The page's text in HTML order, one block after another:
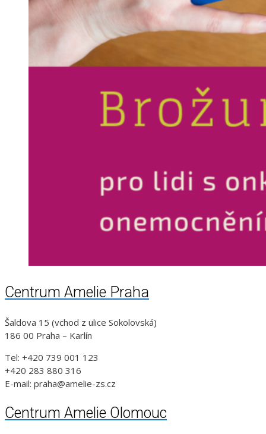
Centrum Amelie Praha
Šaldova 15 (vchod z ulice Sokolovská)
186 00 Praha – Karlín
Tel: +420 739 001 123
+420 283 880 316
E-mail: praha@amelie-zs.cz
Centrum Amelie Olomouc